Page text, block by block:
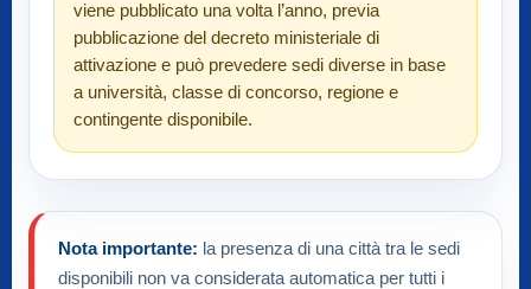
viene pubblicato una volta l’anno, previa
pubblicazione del decreto ministeriale di
attivazione e può prevedere sedi diverse in base
a università, classe di concorso, regione e
contingente disponibile.
Nota importante: la presenza di una città tra le sedi
disponibili non va considerata automatica per tutti i